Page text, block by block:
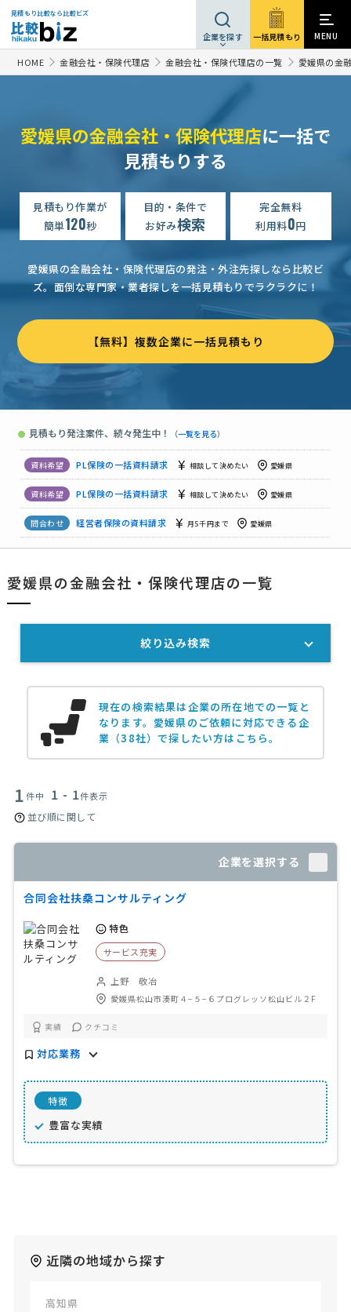
見積もり比較なら比較ビズ
企業を探す 一括見積もり MENU
HOME 金融会社・保険代理店 金融会社・保険代理店の一覧 愛媛県の金
愛媛県の金融会社・保険代理店に一括で
見積もりする
見積もり作業が
簡単120秒
目的・条件で
お好み検索
完全無料
利用料0円
愛媛県の金融会社・保険代理店の発注・外注先探しなら比較ビ
ズ。面倒な専門家・業者探しを一括見積もりでラクラクに！
【無料】複数企業に一括見積もり
● 見積もり発注案件、続々発生中！ （一覧を見る）
PL保険の見積り依頼、資料請求
PL保険の一括資料請求 相談して決めたい 愛媛県
PL保険の一括資料請求 相談して決めたい 愛媛県
経営者保険の資料請求 月5千円まで 愛媛県
PL保険の資料請求 相談して決めたい 愛媛県
PL保険の資料請求 1万円まで 愛媛県
PL保険の資料請求 予算上限なし 愛媛県
PL保険の資料請求
【販売業】PL保険の資料請求 相談して決めたい 愛媛県
PL保険の見積り依頼、資料請求
PL保険の一括資料請求 相談して決めたい 愛媛県
PL保険の一括資料請求 相談して決めたい 愛媛県
経営者保険の資料請求 月5千円まで 愛媛県
PL保険の資料請求
PL保険の資料請求 1万円まで 愛媛県
愛媛県の金融会社・保険代理店の一覧
現在の検索結果は企業の所在地での一覧と
なります。 愛媛県のご依頼に対応できる企
業（38社）で探したい方はこちら。
1件中 1 - 1件表示
並び順に関して
企業を選択する
合同会社扶桑コンサルティング
特色
サービス充実
上野 敬冶
愛媛県松山市湊町４−５−６プログレッソ松山ビル２F
実績 クチコミ
対応業務
特徴
豊富な実績
近隣の地域から探す
高知県
絞り込み検索